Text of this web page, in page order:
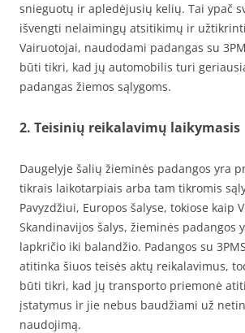
snieguotų ir apledėjusių kelių. Tai ypač
išvengti nelaimingų atsitikimų ir
Vairuotojai, naudodami padangas su
būti tikri, kad jų automobilis turi
padangas žiemos sąlygoms.
2. Teisinių reikalavimų laikymasis
Daugelyje šalių žieminės padangos yra
tikrais laikotarpiais arba tam tikromis
Pavyzdžiui, Europos šalyse, tokiose kaip
Skandinavijos šalys, žieminės padangos
lapkričio iki balandžio. Padangos su
atitinka šiuos teisės aktų reikalavimus,
būti tikri, kad jų transporto priemonė
įstatymus ir jie nebus baudžiami už
naudojimą.